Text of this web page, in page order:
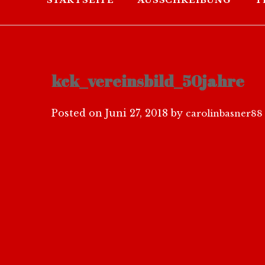
kck_vereinsbild_50jahre
Posted on Juni 27, 2018 by carolinbasner88